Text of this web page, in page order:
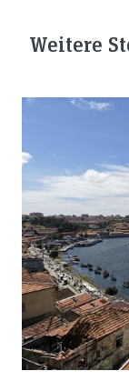
Weitere